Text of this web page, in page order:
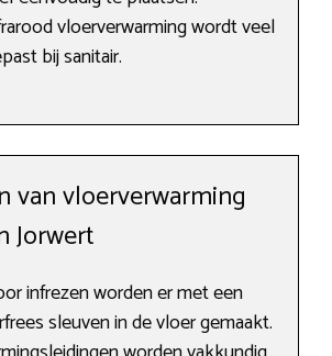
vloerverwarming wordt veel
bij sanitair.
van vloerverwarming
Jorwert
infrezen worden er met een
sleuven in de vloer gemaakt.